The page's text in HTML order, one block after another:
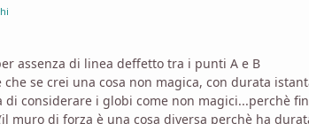
assenza di linea deffetto tra i punti A e B
se crei una cosa non magica, con durata
considerare i globi come non magici...perchè
muro di forza è una cosa diversa perchè ha